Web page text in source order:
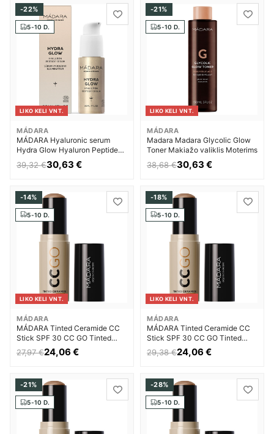
-22%
5-10 D.
LIKO KELI VNT.
MÁDARA
MÁDARA Hyaluronic serum
Hydra Glow Hyaluron Peptide
Serum Drėkinamasis veido
kremas Moterims
39,32 €30,63 €
-21%
5-10 D.
LIKO KELI VNT.
MÁDARA
Madara Madara Glycolic Glow
Toner Makiažo valiklis Moterims
38,68 €30,63 €
-14%
5-10 D.
LIKO KELI VNT.
MÁDARA
MÁDARA Tinted Ceramide CC
Stick SPF 30 CC GO Tinted
Ceramide CC Stick 13 g - 100
Mocha Veido kremas su
27,97 €24,06 €
-18%
5-10 D.
LIKO KELI VNT.
MÁDARA
MÁDARA Tinted Ceramide CC
Stick SPF 30 CC GO Tinted
Ceramide CC Stick 13 g - 40
Sand Veido kremas su atspalviu
29,38 €24,06 €
-21%
5-10 D.
-28%
5-10 D.